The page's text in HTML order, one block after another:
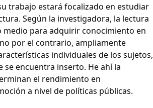
trabajo estará focalizado en estudiar
Según la investigadora, la lectura
medio para adquirir conocimiento en
por el contrario, ampliamente
individuales de los sujetos,
encuentra inserto. He ahí la
el rendimiento en
a nivel de políticas públicas.